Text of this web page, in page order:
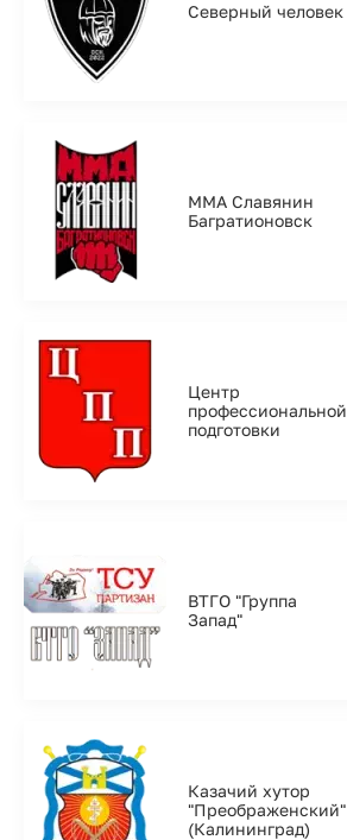
Северный человек
ММА Славянин
Багратионовск
Центр
профессиональной
подготовки
ВТГО "Группа
Запад"
Казачий хутор
"Преображенский"
(Калининград)